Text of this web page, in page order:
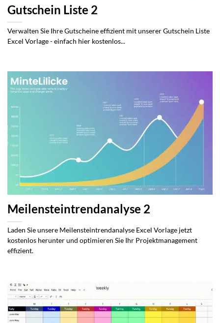
Gutschein Liste 2
Verwalten Sie Ihre Gutscheine effizient mit unserer Gutschein Liste
Excel Vorlage - einfach hier kostenlos...
Meilensteintrendanalyse 2
Laden Sie unsere Meilensteintrendanalyse Excel Vorlage jetzt
kostenlos herunter und optimieren Sie Ihr Projektmanagement
effizient.